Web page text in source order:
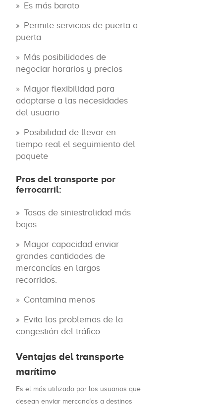
Es más barato
Permite servicios de puerta a
puerta
Más posibilidades de
negociar horarios y precios
Mayor flexibilidad para
adaptarse a las necesidades
del usuario
Posibilidad de llevar en
tiempo real el seguimiento del
paquete
Pros del transporte por
ferrocarril:
Tasas de siniestralidad más
bajas
Mayor capacidad enviar
grandes cantidades de
mercancías en largos
recorridos.
Contamina menos
Evita los problemas de la
congestión del tráfico
Ventajas del transporte
marítimo
Es el más utilizado por los usuarios que
desean enviar mercancías a destinos